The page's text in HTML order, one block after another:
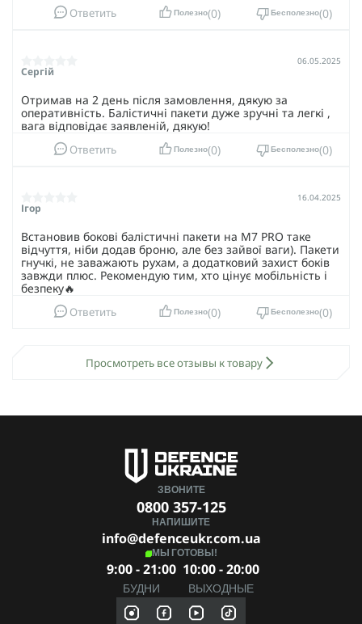
Ответить Полезно 0 Бесполезно 0
Сергій
06.05.2025
Отримав на 2 день після замовлення, дякую за
оперативність. Балістичні пакети дуже зручні та легкі ,
вага відповідає заявленій, дякую!
Ответить Полезно 0 Бесполезно 0
Ігор
16.04.2025
Встановив бокові балістичні пакети на M7 PRO таке
відчуття, ніби додав броню, але без зайвої ваги). Пакети
гнучкі, не заважають рухам, а додатковий захист боків
завжди плюс. Рекомендую тим, хто цінує мобільність і
безпеку🔥
Ответить Полезно 0 Бесполезно 0
Просмотреть все отзывы к товару
ЗВОНИТЕ
0800 357-125
НАПИШИТЕ
info@defenceukr.com.ua
МЫ ГОТОВЫ!
9:00 - 21:00
БУДНИ
10:00 - 20:00
ВЫХОДНЫЕ